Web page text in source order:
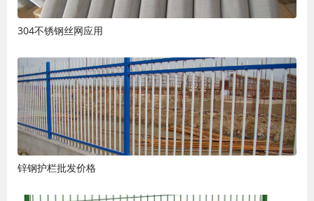
304不锈钢丝网应用
锌钢护栏批发价格